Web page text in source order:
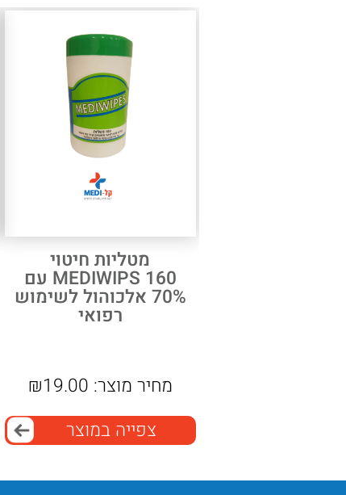
מטליות חיטוי
MEDIWIPS 160 עם
70% אלכוהול לשימוש
רפואי
מחיר מוצר: ₪19.00
צפייה במוצר